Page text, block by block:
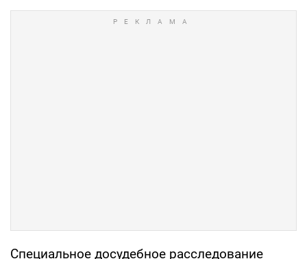
Специальное досудебное расследование